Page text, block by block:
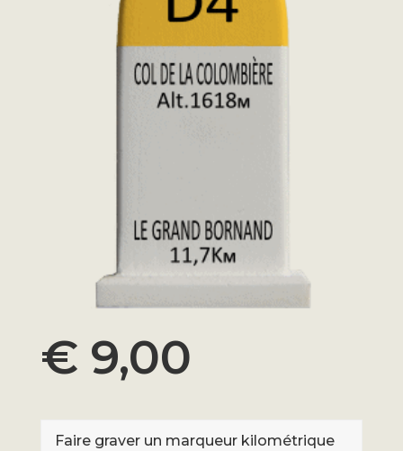
€ 9,00
Faire graver un marqueur kilométrique